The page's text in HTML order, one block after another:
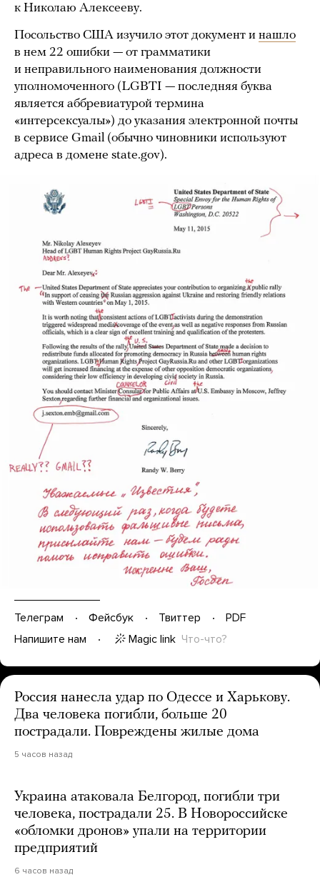
к Николаю Алексееву.
Посольство США изучило этот документ и нашло
в нем 22 ошибки — от грамматики
и неправильного наименования должности
уполномоченного (LGBTI — последняя буква
является аббревиатурой термина
«интерсексуалы») до указания электронной почты
в сервисе Gmail (обычно чиновники используют
адреса в домене state.gov).
Телеграм Фейсбук Твиттер
PDF
Напишите нам
Magic link Что-что?
Россия нанесла удар по Одессе и Харькову.
Два человека погибли, больше 20
пострадали. Повреждены жилые дома
5 часов назад
Украина атаковала Белгород, погибли три
человека, пострадали 25. В Новороссийске
«обломки дронов» упали на территории
предприятий
6 часов назад